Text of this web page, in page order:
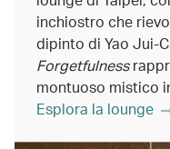
inchiostro che
dipinto di Yao Jui-
Forgetfulness
montuoso mistico
Esplora la lounge